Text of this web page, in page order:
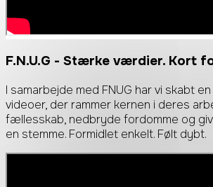
F.N.U.G - Stærke værdier. Kort
I samarbejde med FNUG har vi skabt
videoer, der rammer kernen i deres
fællesskab, nedbryde fordomme og
en stemme. Formidlet enkelt. Følt dybt.